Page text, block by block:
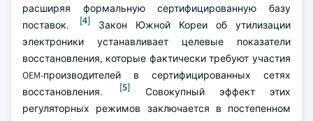
расширяя формальную сертифицированную базу
поставок.
[4] Закон Южной Кореи об утилизации
электроники устанавливает целевые показатели
восстановления, которые фактически требуют участия
OEM-производителей в сертифицированных сетях
восстановления.
[5] Совокупный эффект этих
регуляторных режимов заключается в постепенном